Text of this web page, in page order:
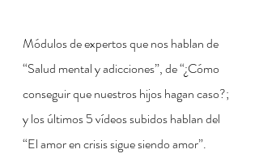
Módulos de expertos que nos hablan de
“Salud mental y adicciones”, de “¿Cómo
conseguir que nuestros hijos hagan caso?;
y los últimos 5 vídeos subidos hablan del
“El amor en crisis sigue siendo amor”.